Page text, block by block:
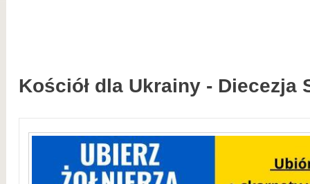
Kościół dla Ukrainy - Diecezja